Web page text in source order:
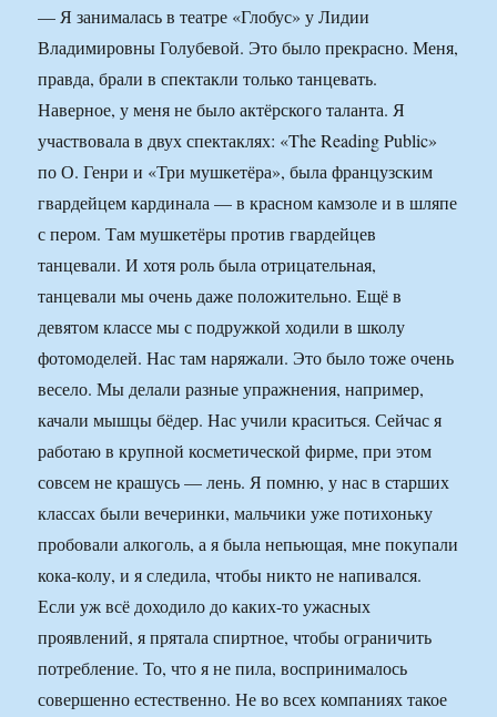
— Я занималась в театре «Глобус» у Лидии
Владимировны Голубевой. Это было прекрасно. Меня,
правда, брали в спектакли только танцевать.
Наверное, у меня не было актёрского таланта. Я
участвовала в двух спектаклях: «The Reading Public»
по О. Генри и «Три мушкетёра», была французским
гвардейцем кардинала — в красном камзоле и в шляпе
с пером. Там мушкетёры против гвардейцев
танцевали. И хотя роль была отрицательная,
танцевали мы очень даже положительно. Ещё в
девятом классе мы с подружкой ходили в школу
фотомоделей. Нас там наряжали. Это было тоже очень
весело. Мы делали разные упражнения, например,
качали мышцы бёдер. Нас учили краситься. Сейчас я
работаю в крупной косметической фирме, при этом
совсем не крашусь — лень. Я помню, у нас в старших
классах были вечеринки, мальчики уже потихоньку
пробовали алкоголь, а я была непьющая, мне покупали
кока-колу, и я следила, чтобы никто не напивался.
Если уж всё доходило до каких-то ужасных
проявлений, я прятала спиртное, чтобы ограничить
потребление. То, что я не пила, воспринималось
совершенно естественно. Не во всех компаниях такое